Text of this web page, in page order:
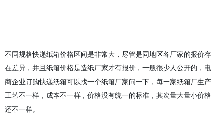
不同规格快递纸箱价格区间是非常大，尽管是同地区各厂家的报价存
在差异，并且纸箱价格是造纸厂家才有报价，一般很少人公开的，电
商企业订购快递纸箱可以找一个纸箱厂家问一下，每一家纸箱厂生产
工艺不一样，成本不一样，价格没有统一的标准，其次量大量小价格
还不一样。